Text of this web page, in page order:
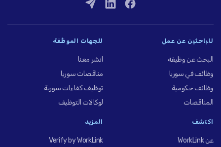
للباحثين عن عمل
البحث عن وظيفة
وظائف في سوريا
وظائف حكومية
المناقصات
للجهات الموظِّفة
انشر معنا
مناقصات سوريا
توظيف كفاءات سورية
لوكالات التوظيف
اكتشف
عن WorkLink
المزيد
Verify by WorkLink